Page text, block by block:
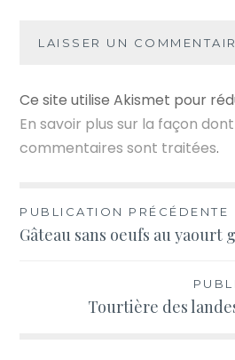
Ce site utilise Akismet pour
En savoir plus sur la façon
commentaires sont traitées.
Navigation
de
PUBLICATION PRÉCÉDENTE
Gâteau sans oeufs au yaourt
Tourtière des